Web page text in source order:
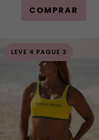
COMPRAR
LEVE 4 PAGUE 3